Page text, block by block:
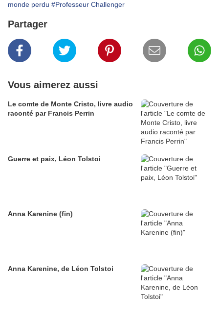
monde perdu #Professeur Challenger
Partager
Vous aimerez aussi
Le comte de Monte Cristo, livre audio
raconté par Francis Perrin
Guerre et paix, Léon Tolstoi
Anna Karenine (fin)
Anna Karenine, de Léon Tolstoi